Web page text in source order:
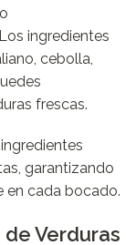
ingredientes
cebolla,
frescas.
garantizando
en cada bocado.
Verduras